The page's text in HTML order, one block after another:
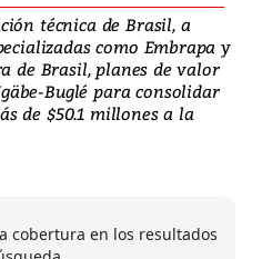
técnica de Brasil, a
como Embrapa y
de Brasil, planes de valor
Buglé para consolidar
de $50.1 millones a la
cobertura en los resultados